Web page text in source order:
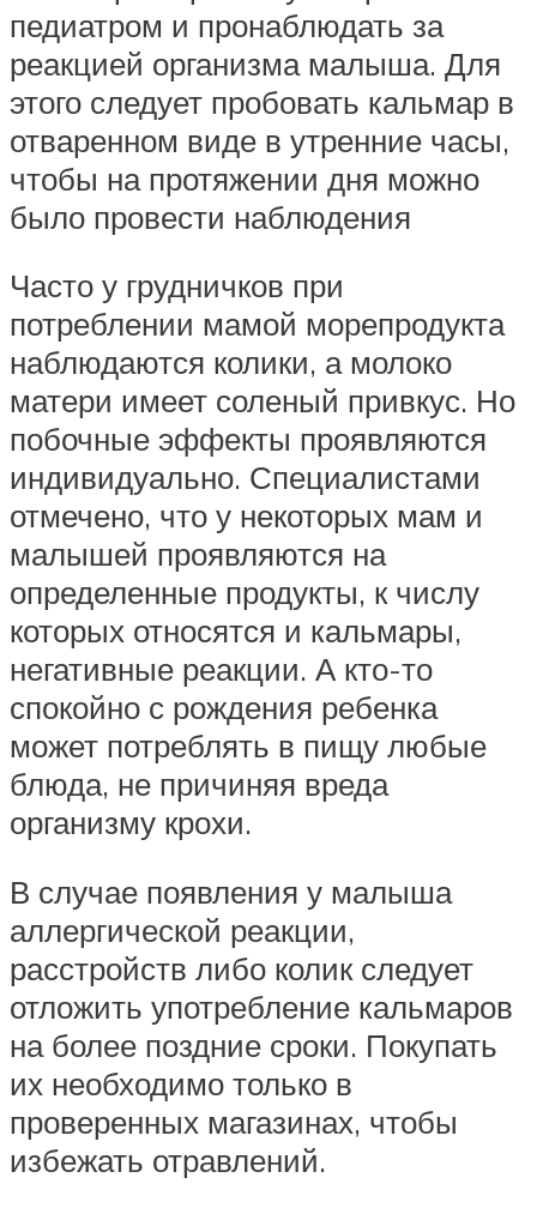
педиатром и пронаблюдать за
реакцией организма малыша. Для
этого следует пробовать кальмар в
отваренном виде в утренние часы,
чтобы на протяжении дня можно
было провести наблюдения
Часто у грудничков при
потреблении мамой морепродукта
наблюдаются колики, а молоко
матери имеет соленый привкус. Но
побочные эффекты проявляются
индивидуально. Специалистами
отмечено, что у некоторых мам и
малышей проявляются на
определенные продукты, к числу
которых относятся и кальмары,
негативные реакции. А кто-то
спокойно с рождения ребенка
может потреблять в пищу любые
блюда, не причиняя вреда
организму крохи.
В случае появления у малыша
аллергической реакции,
расстройств либо колик следует
отложить употребление кальмаров
на более поздние сроки. Покупать
их необходимо только в
проверенных магазинах, чтобы
избежать отравлений.